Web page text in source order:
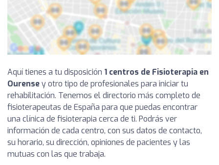
Aquí tienes a tu disposición 1 centros de Fisioterapia en
Ourensey otro tipo de profesionales para iniciar tu
rehabilitación. Tenemos el directorio más completo de
fisioterapeutas de España para que puedas encontrar
una clínica de fisioterapia cerca de ti. Podrás ver
información de cada centro, con sus datos de contacto,
su horario, su dirección, opiniones de pacientes y las
mutuas con las que trabaja.